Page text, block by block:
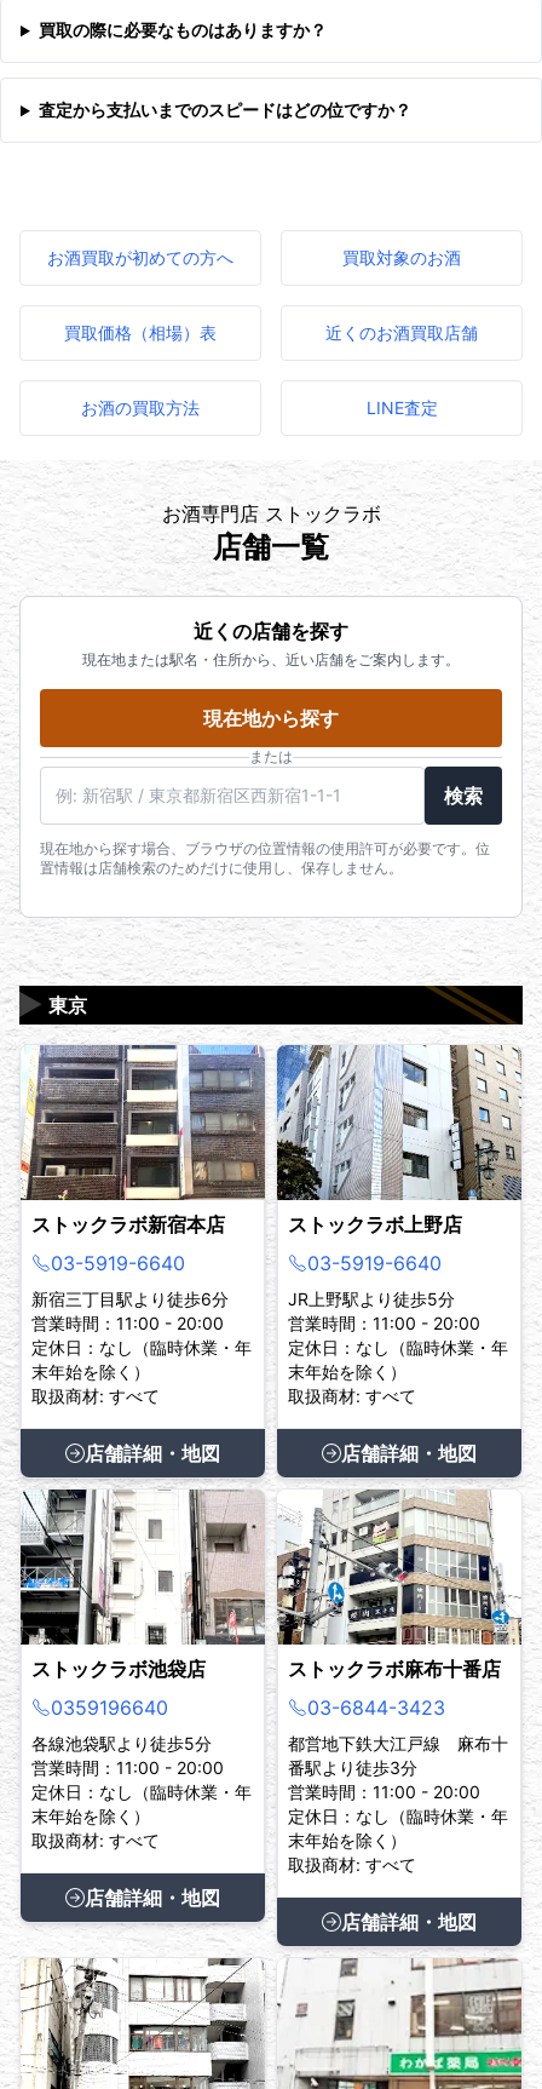
買取の際に必要なものはありますか？
査定から支払いまでのスピードはどの位ですか？
お酒買取が初めての方へ 買取対象のお酒
買取価格（相場）表 近くのお酒買取店舗
お酒の買取方法 LINE査定
お酒専門店 ストックラボ
店舗一覧
近くの店舗を探す
現在地または駅名・住所から、近い店舗をご案内します。
現在地から探す
または
検索
現在地から探す場合、ブラウザの位置情報の使用許可が必要です。位
置情報は店舗検索のためだけに使用し、保存しません。
東京
▶
ストックラボ新宿本店
03-5919-6640
新宿三丁目駅より徒歩6分
営業時間：11:00 - 20:00
定休日：なし（臨時休業・年
末年始を除く）
取扱商材: すべて
店舗詳細・地図
ストックラボ上野店
03-5919-6640
JR上野駅より徒歩5分
営業時間：11:00 - 20:00
定休日：なし（臨時休業・年
末年始を除く）
取扱商材: すべて
店舗詳細・地図
ストックラボ池袋店
0359196640
各線池袋駅より徒歩5分
営業時間：11:00 - 20:00
定休日：なし（臨時休業・年
末年始を除く）
取扱商材: すべて
店舗詳細・地図
ストックラボ麻布十番店
03-6844-3423
都営地下鉄大江戸線 麻布十
番駅より徒歩3分
営業時間：11:00 - 20:00
定休日：なし（臨時休業・年
末年始を除く）
取扱商材: すべて
店舗詳細・地図